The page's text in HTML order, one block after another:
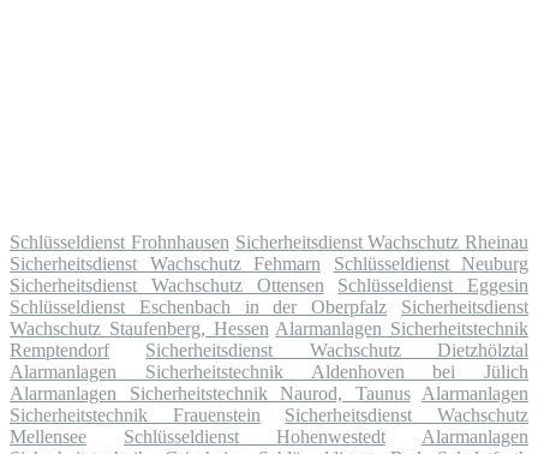
Schlüsseldienst Frohnhausen Sicherheitsdienst Wachschutz Rheinau
Sicherheitsdienst Wachschutz Fehmarn
Schlüsseldienst Neuburg
Sicherheitsdienst Wachschutz Ottensen
Schlüsseldienst Eggesin
Schlüsseldienst Eschenbach in der Oberpfalz
Sicherheitsdienst
Wachschutz Staufenberg, Hessen Alarmanlagen Sicherheitstechnik
Remptendorf
Sicherheitsdienst Wachschutz Dietzhölztal
Alarmanlagen Sicherheitstechnik Aldenhoven bei Jülich
Alarmanlagen Sicherheitstechnik Naurod, Taunus
Alarmanlagen
Sicherheitstechnik Frauenstein
Sicherheitsdienst Wachschutz
Mellensee
Schlüsseldienst Hohenwestedt
Alarmanlagen